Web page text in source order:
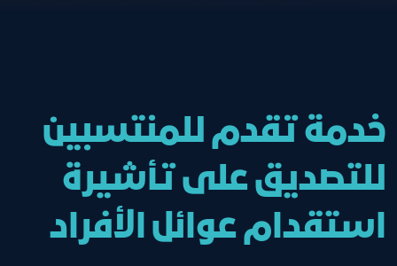
خدمة تقدم للمنتسبين
للتصديق على تأشيرة
استقدام عوائل الأفراد